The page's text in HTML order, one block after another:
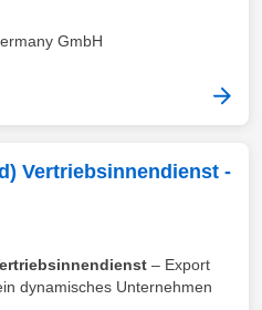
GmbH
Vertriebsinnendienst -
– Export
dynamisches Unternehmen